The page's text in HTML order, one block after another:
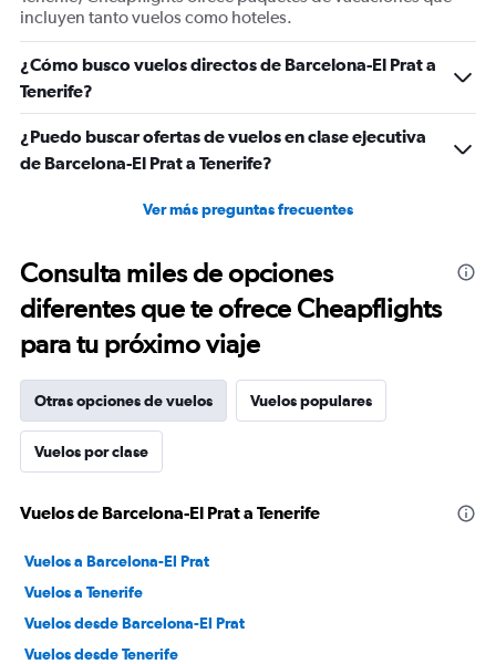
incluyen tanto vuelos como hoteles.
¿Cómo busco vuelos directos de Barcelona-El Prat a
Tenerife?
¿Puedo buscar ofertas de vuelos en clase ejecutiva
de Barcelona-El Prat a Tenerife?
Ver más preguntas frecuentes
Consulta miles de opciones
diferentes que te ofrece Cheapflights
para tu próximo viaje
Otras opciones de vuelos Vuelos populares
Vuelos por clase
Vuelos de Barcelona-El Prat a Tenerife
Vuelos a Barcelona-El Prat
Vuelos a Tenerife
Vuelos desde Barcelona-El Prat
Vuelos desde Tenerife